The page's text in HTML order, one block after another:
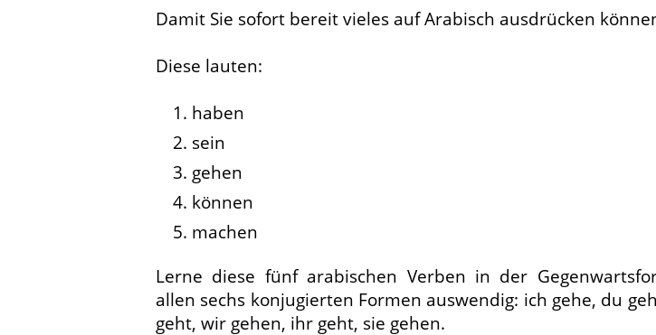
Damit Sie sofort bereit vieles auf Arabisch ausdrücken
Diese lauten:
haben
sein
gehen
können
machen
Lerne diese fünf arabischen Verben in der
allen sechs konjugierten Formen auswendig: ich gehe, du
geht, wir gehen, ihr geht, sie gehen.